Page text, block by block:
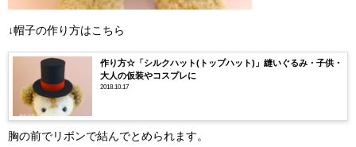
↓帽子の作り方はこちら
作り方☆「シルクハット(トップハット)」縫いぐるみ・子供・
大人の仮装やコスプレに
2018.10.17
胸の前でリボンで結んでとめられます。